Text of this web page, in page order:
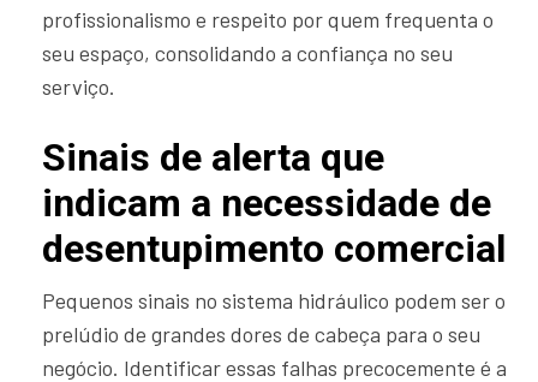
profissionalismo e respeito por quem frequenta o
seu espaço, consolidando a confiança no seu
serviço.
Sinais de alerta que
indicam a necessidade de
desentupimento comercial
Pequenos sinais no sistema hidráulico podem ser o
prelúdio de grandes dores de cabeça para o seu
negócio. Identificar essas falhas precocemente é a